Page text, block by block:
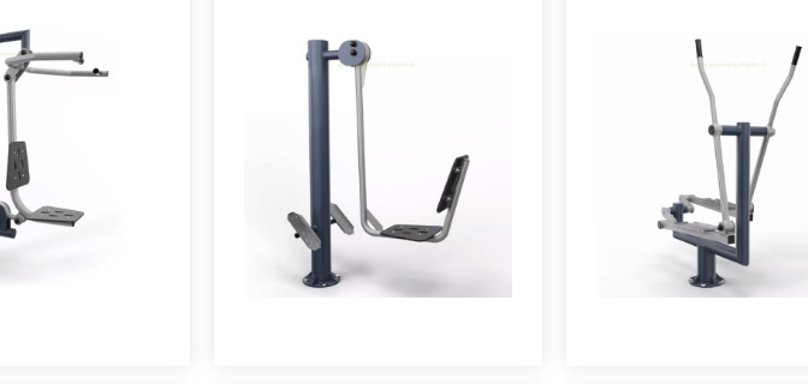
Fitness Pull
de plein air
sportives et
ludiques, le Pull se
son caractère à..
quadriceps
Agrès de fitness de plein air
conjuguant activités sportives et
expériences ludiques, la Presse
quadriceps se démarque par so..
Offre partenaire
elliptique
Agrès de fitness de
conjuguant activités
expériences ludiques, le
elliptique se démarque
Offre partenaire